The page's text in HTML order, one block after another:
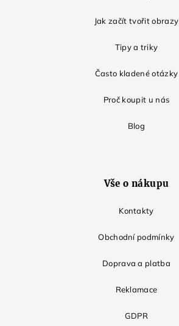
Jak začít tvořit obrazy
Tipy a triky
Často kladené otázky
Proč koupit u nás
Blog
Vše o nákupu
Kontakty
Obchodní podmínky
Doprava a platba
Reklamace
GDPR